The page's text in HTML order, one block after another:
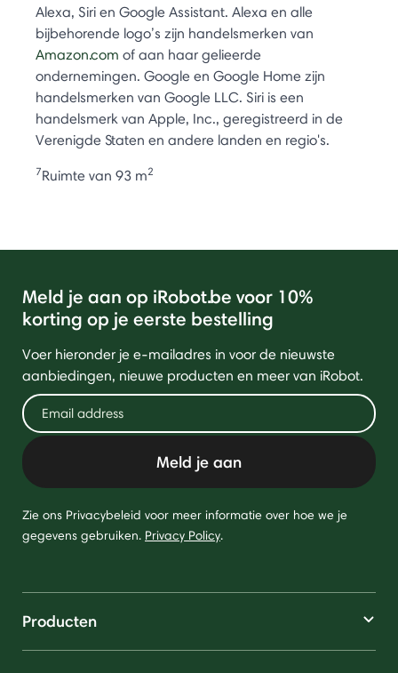
Alexa, Siri en Google Assistant. Alexa en alle
bijbehorende logo’s zijn handelsmerken van
Amazon.com of aan haar gelieerde
ondernemingen. Google en Google Home zijn
handelsmerken van Google LLC. Siri is een
handelsmerk van Apple, Inc., geregistreerd in de
Verenigde Staten en andere landen en regio's.
7Ruimte van 93 m2
Meld je aan op iRobot.be voor 10%
korting op je eerste bestelling
Voer hieronder je e-mailadres in voor de nieuwste
aanbiedingen, nieuwe producten en meer van iRobot.
Meld je aan
Zie ons Privacybeleid voor meer informatie over hoe we je
gegevens gebruiken. Privacy Policy.
Producten